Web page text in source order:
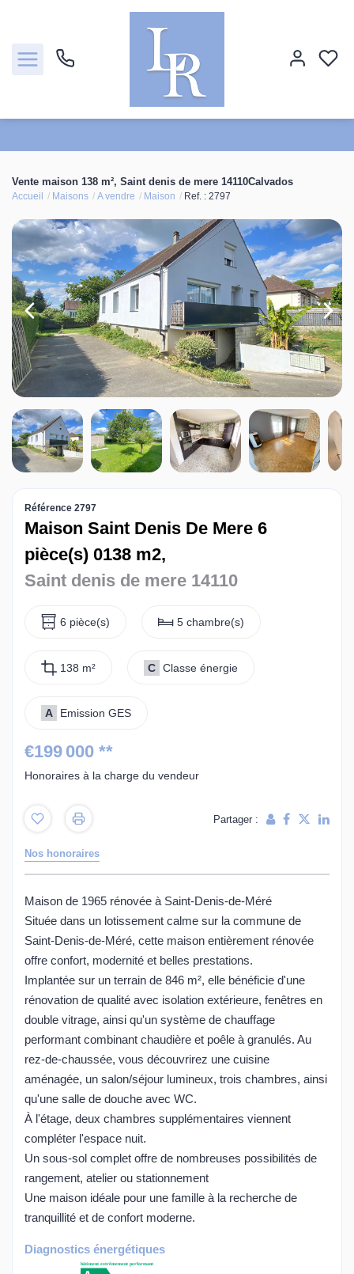
Locations
Estimation
Biens vendus
Notre agence
Contact
Vente maison 138 m², Saint denis de mere 14110Calvados
Accueil Maisons A vendre Maison Ref. : 2797
Référence 2797
Maison Saint Denis De Mere 6
pièce(s) 0138 m2,
Saint denis de mere 14110
6 pièce(s) 5 chambre(s)
138 m² C Classe énergie
A Emission GES
€199 000 **
Honoraires à la charge du vendeur
Partager :
Nos honoraires
Maison de 1965 rénovée à Saint-Denis-de-Méré
Située dans un lotissement calme sur la commune de
Saint-Denis-de-Méré, cette maison entièrement rénovée
offre confort, modernité et belles prestations.
Implantée sur un terrain de 846 m², elle bénéficie d'une
rénovation de qualité avec isolation extérieure, fenêtres en
double vitrage, ainsi qu'un système de chauffage
performant combinant chaudière et poêle à granulés. Au
rez-de-chaussée, vous découvrirez une cuisine
aménagée, un salon/séjour lumineux, trois chambres, ainsi
qu'une salle de douche avec WC.
À l'étage, deux chambres supplémentaires viennent
compléter l'espace nuit.
Un sous-sol complet offre de nombreuses possibilités de
rangement, atelier ou stationnement
Une maison idéale pour une famille à la recherche de
tranquillité et de confort moderne.
Diagnostics énergétiques